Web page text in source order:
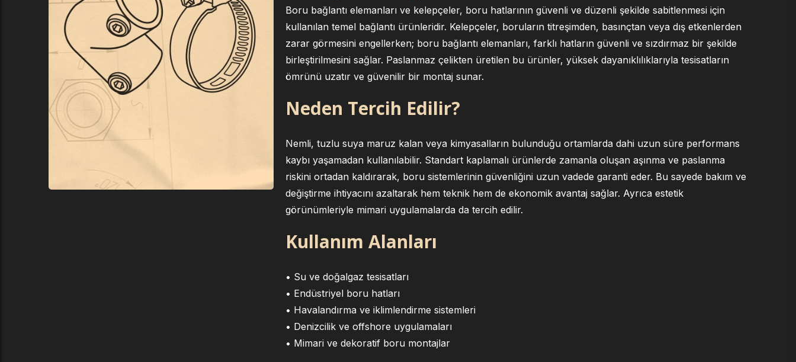
Boru bağlantı elemanları ve kelepçeler, boru hatlarının güvenli ve düzenli şekilde sabitlenmesi için
kullanılan temel bağlantı ürünleridir. Kelepçeler, boruların titreşimden, basınçtan veya dış etkenlerden
zarar görmesini engellerken; boru bağlantı elemanları, farklı hatların güvenli ve sızdırmaz bir şekilde
birleştirilmesini sağlar. Paslanmaz çelikten üretilen bu ürünler, yüksek dayanıklılıklarıyla tesisatların
ömrünü uzatır ve güvenilir bir montaj sunar.
Neden Tercih Edilir?
Nemli, tuzlu suya maruz kalan veya kimyasalların bulunduğu ortamlarda dahi uzun süre performans
kaybı yaşamadan kullanılabilir. Standart kaplamalı ürünlerde zamanla oluşan aşınma ve paslanma
riskini ortadan kaldırarak, boru sistemlerinin güvenliğini uzun vadede garanti eder. Bu sayede bakım ve
değiştirme ihtiyacını azaltarak hem teknik hem de ekonomik avantaj sağlar. Ayrıca estetik
görünümleriyle mimari uygulamalarda da tercih edilir.
Kullanım Alanları
• Su ve doğalgaz tesisatları
• Endüstriyel boru hatları
• Havalandırma ve iklimlendirme sistemleri
• Denizcilik ve offshore uygulamaları
• Mimari ve dekoratif boru montajlar